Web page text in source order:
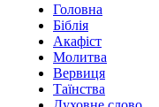
Головна
Біблія
Акафіст
Молитва
Вервиця
Таїнства